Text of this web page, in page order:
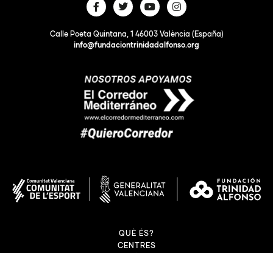
Calle Poeta Quintana, 1 46003 València (España)
info@fundaciontrinidadalfonso.org
QUÈ ÉS?
CENTRES